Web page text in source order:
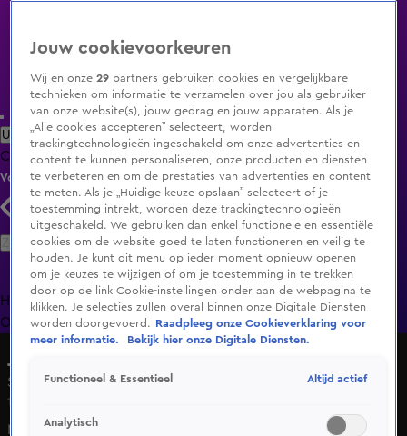
Uitzending Gemist Populaire programma's Zenders Genres
ClipsFilmsRadioSmart TV inlogShop
Volg KIJK
Zoeken
HomeUitzending Gemist Programma's De Bondgenoten
OranjezomerLivestreamsShop
Je Eigen Droomhuis
Seizoen 1, aflevering 11
15 juni 2016, 19:30
Maureen du Toit volgt Nederlandse stellen die hun eigen
Jouw cookievoorkeuren
Wij en onze29 partners gebruiken cookies en vergelijkbare
technieken om informatie te verzamelen over jou als gebruiker
van onze website(s), jouw gedrag en jouw apparaten. Als je
„Alle cookies accepteren” selecteert, worden
trackingtechnologieën ingeschakeld om onze advertenties en
content te kunnen personaliseren, onze producten en diensten
te verbeteren en om de prestaties van advertenties en content
te meten. Als je „Huidige keuze opslaan” selecteert of je
toestemming intrekt, worden deze trackingtechnologieën
uitgeschakeld. We gebruiken dan enkel functionele en essentiële
cookies om de website goed te laten functioneren en veilig te
houden. Je kunt dit menu op ieder moment opnieuw openen
om je keuzes te wijzigen of om je toestemming in te trekken
door op de link Cookie-instellingen onder aan de webpagina te
klikken. Je selecties zullen overal binnen onze Digitale Diensten
worden doorgevoerd.
Raadpleeg onze Cookieverklaring voor
meer informatie.
Bekijk hier onze Digitale Diensten.
Functioneel & Essentieel Altijd actief
Analytisch